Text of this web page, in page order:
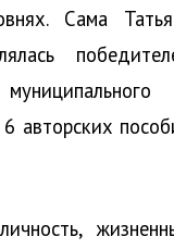
Сама
авторских